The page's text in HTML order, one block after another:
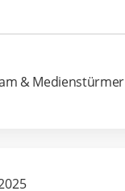
& Medienstürmer